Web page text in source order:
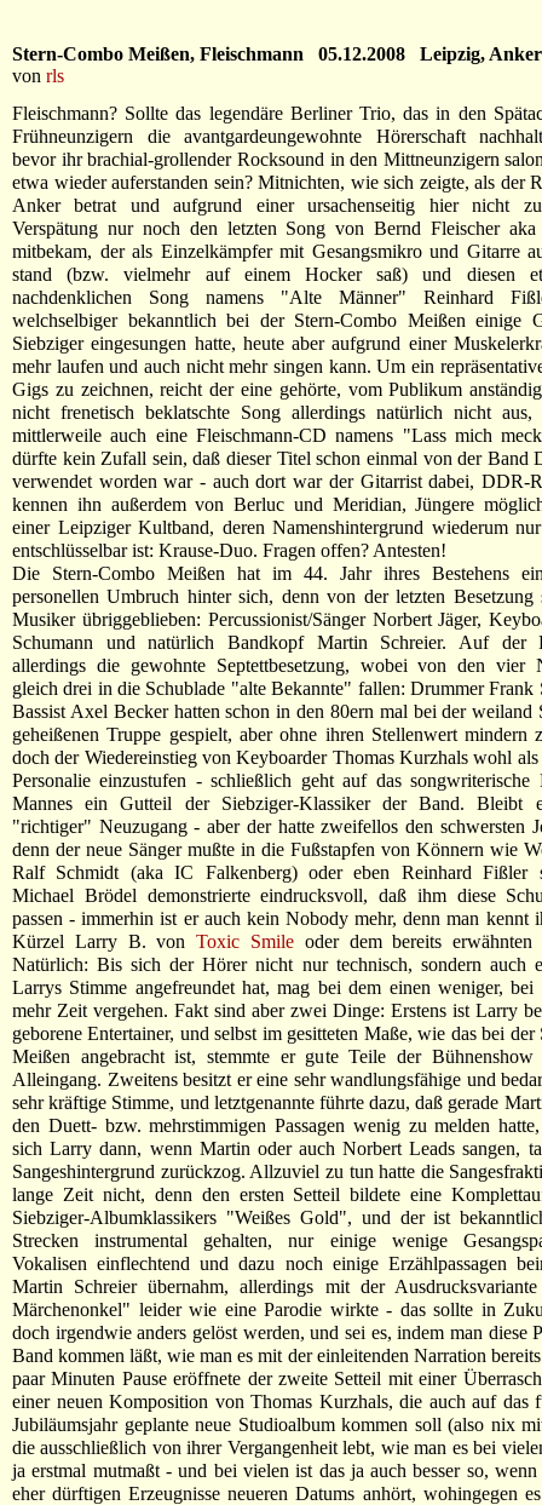
Stern-Combo Meißen, Fleischmann 05.12.2008 Leipzig, Anker
von rls
Fleischmann? Sollte das legendäre Berliner Trio, das in den
Frühneunzigern die avantgardeungewohnte Hörerschaft
bevor ihr brachial-grollender Rocksound in den Mittneunzigern
etwa wieder auferstanden sein? Mitnichten, wie sich zeigte, als der
Anker betrat und aufgrund einer ursachenseitig hier nicht zu
Verspätung nur noch den letzten Song von Bernd Fleischer aka
mitbekam, der als Einzelkämpfer mit Gesangsmikro und Gitarre
stand (bzw. vielmehr auf einem Hocker saß) und diesen
nachdenklichen Song namens "Alte Männer" Reinhard
welchselbiger bekanntlich bei der Stern-Combo Meißen einige
Siebziger eingesungen hatte, heute aber aufgrund einer
mehr laufen und auch nicht mehr singen kann. Um ein
Gigs zu zeichnen, reicht der eine gehörte, vom Publikum
nicht frenetisch beklatschte Song allerdings natürlich nicht
mittlerweile auch eine Fleischmann-CD namens "Lass mich
dürfte kein Zufall sein, daß dieser Titel schon einmal von der Band
verwendet worden war - auch dort war der Gitarrist dabei, DDR-
kennen ihn außerdem von Berluc und Meridian, Jüngere
einer Leipziger Kultband, deren Namenshintergrund wiederum
entschlüsselbar ist: Krause-Duo. Fragen offen? Antesten!
Die Stern-Combo Meißen hat im 44. Jahr ihres Bestehens
personellen Umbruch hinter sich, denn von der letzten
Musiker übriggeblieben: Percussionist/Sänger Norbert Jäger,
Schumann und natürlich Bandkopf Martin Schreier. Auf der
allerdings die gewohnte Septettbesetzung, wobei von den vier
gleich drei in die Schublade "alte Bekannte" fallen: Drummer Frank
Bassist Axel Becker hatten schon in den 80ern mal bei der weiland
geheißenen Truppe gespielt, aber ohne ihren Stellenwert mindern
doch der Wiedereinstieg von Keyboarder Thomas Kurzhals wohl als
Personalie einzustufen - schließlich geht auf das songwriterische
Mannes ein Gutteil der Siebziger-Klassiker der Band. Bleibt
"richtiger" Neuzugang - aber der hatte zweifellos den schwersten
denn der neue Sänger mußte in die Fußstapfen von Könnern wie
Ralf Schmidt (aka IC Falkenberg) oder eben Reinhard Fißler
Michael Brödel demonstrierte eindrucksvoll, daß ihm diese
passen - immerhin ist er auch kein Nobody mehr, denn man kennt
Kürzel Larry B. vonToxic Smile oder dem bereits erwähnten
Natürlich: Bis sich der Hörer nicht nur technisch, sondern auch
Larrys Stimme angefreundet hat, mag bei dem einen weniger, bei
mehr Zeit vergehen. Fakt sind aber zwei Dinge: Erstens ist Larry
geborene Entertainer, und selbst im gesitteten Maße, wie das bei der
Meißen angebracht ist, stemmte er gute Teile der
Alleingang. Zweitens besitzt er eine sehr wandlungsfähige und
sehr kräftige Stimme, und letztgenannte führte dazu, daß gerade
den Duett- bzw. mehrstimmigen Passagen wenig zu melden
sich Larry dann, wenn Martin oder auch Norbert Leads sangen,
Sangeshintergrund zurückzog. Allzuviel zu tun hatte die
lange Zeit nicht, denn den ersten Setteil bildete eine
Siebziger-Albumklassikers "Weißes Gold", und der ist
Strecken instrumental gehalten, nur einige wenige
Vokalisen einflechtend und dazu noch einige Erzählpassagen
Martin Schreier übernahm, allerdings mit der Ausdrucksvariante
Märchenonkel" leider wie eine Parodie wirkte - das sollte in
doch irgendwie anders gelöst werden, und sei es, indem man diese
Band kommen läßt, wie man es mit der einleitenden Narration
paar Minuten Pause eröffnete der zweite Setteil mit einer
einer neuen Komposition von Thomas Kurzhals, die auch auf das
Jubiläumsjahr geplante neue Studioalbum kommen soll (also nix
die ausschließlich von ihrer Vergangenheit lebt, wie man es bei
ja erstmal mutmaßt - und bei vielen ist das ja auch besser so,
eher dürftigen Erzeugnisse neueren Datums anhört, wohingegen